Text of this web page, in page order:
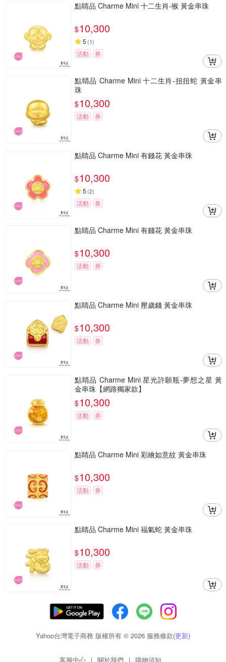
點睛品 Charme Mini 十二生肖-猴 黃金串珠
$10,300
5 (1)
活動 券
點睛品 Charme Mini 十二生肖-扭扭蛇 黃金串
珠
$10,300
活動 券
點睛品 Charme Mini 有錢花 黃金串珠
$10,300
5 (2)
活動 券
點睛品 Charme Mini 有錢花 黃金串珠
$10,300
活動 券
點睛品 Charme Mini 壓歲錢 黃金串珠
$10,300
活動 券
點睛品 Charme Mini 星光許願瓶-夢想之星 黃
金串珠【網路獨家款】
$10,300
活動 券
點睛品 Charme Mini 彩繪如意紋 黃金串珠
$10,300
活動 券
點睛品 Charme Mini 福氣蛇 黃金串珠
$10,300
活動 券
Yahoo台灣電子商務 版權所有 © 2026 服務條款(更新)
客服中心 | 關於我們 | 購物須知